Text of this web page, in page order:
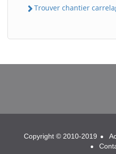
Trouver chantier
BatiWebPro
Copyright © 2010-2019